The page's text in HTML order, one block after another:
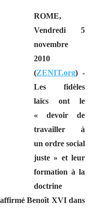
ROME,
Vendredi 5
novembre
2010
(ZENIT.org) -
Les fidèles
laïcs ont le
« devoir de
travailler à
un ordre social
juste » et leur
formation à la
doctrine
affirmé Benoît XVI dans